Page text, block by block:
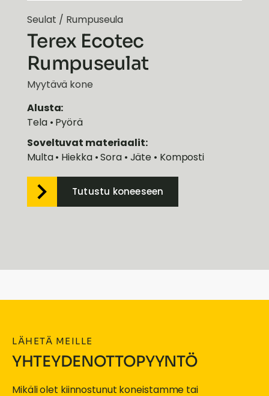
Seulat / Rumpuseula
Terex Ecotec
Rumpuseulat
Myytävä kone
Alusta:
Tela • Pyörä
Soveltuvat materiaalit:
Multa • Hiekka • Sora • Jäte • Komposti
Tutustu koneeseen
LÄHETÄ MEILLE
YHTEYDENOTTOPYYNTÖ
Mikäli olet kiinnostunut koneistamme tai